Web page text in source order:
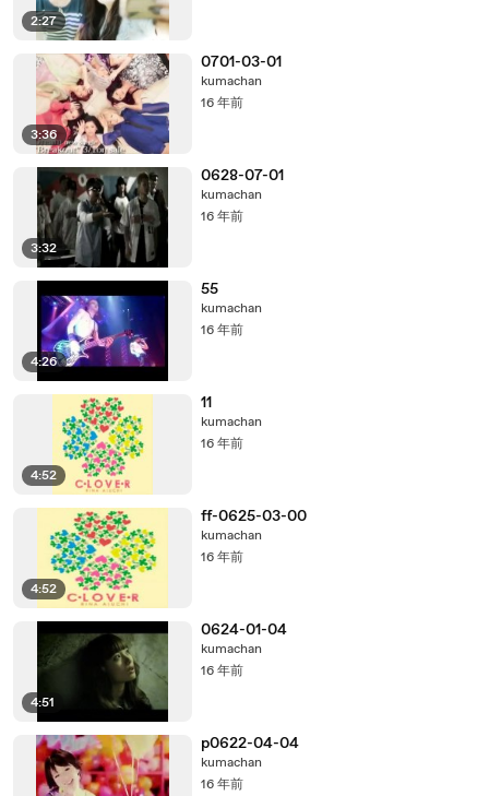
2:27
3:36
0701-03-01
kumachan
16 年前
3:32
0628-07-01
kumachan
16 年前
4:26
55
kumachan
16 年前
4:52
11
kumachan
16 年前
4:52
ff-0625-03-00
kumachan
16 年前
4:51
0624-01-04
kumachan
16 年前
p0622-04-04
kumachan
16 年前